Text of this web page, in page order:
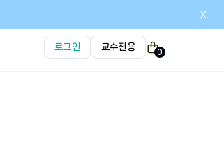
x
로그인 교수전용
0